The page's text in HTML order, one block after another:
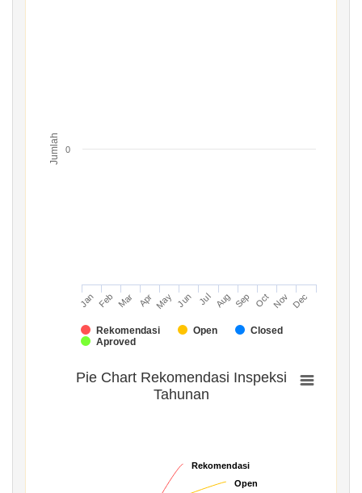
Jumlah
Rekomendasi Open
Closed
Aproved
Jan Feb Mar Apr May Jun Jul Aug Sep Oct Nov Dec
0
Pie Chart Rekomendasi Inspeksi
Tahunan
Rekomendasi
Rekomendasi
Open
Open